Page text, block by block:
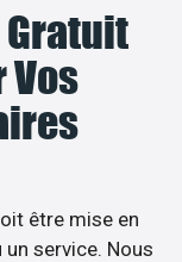
Gratuit
Vos
être mise en
service. Nous